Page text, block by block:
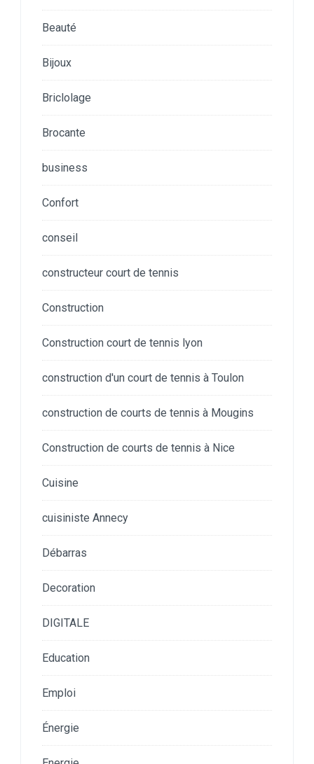
Beauté
Bijoux
Briclolage
Brocante
business
Confort
conseil
constructeur court de tennis
Construction
Construction court de tennis lyon
construction d'un court de tennis à Toulon
construction de courts de tennis à Mougins
Construction de courts de tennis à Nice
Cuisine
cuisiniste Annecy
Débarras
Decoration
DIGITALE
Education
Emploi
Énergie